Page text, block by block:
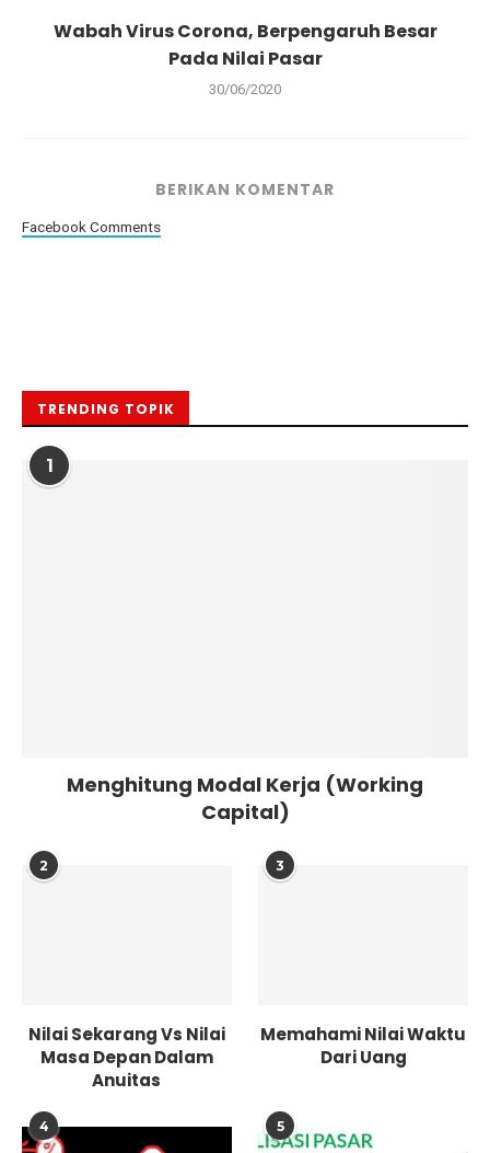
Wabah Virus Corona, Berpengaruh Besar
Pada Nilai Pasar
30/06/2020
BERIKAN KOMENTAR
Facebook Comments
TRENDING TOPIK
1
Menghitung Modal Kerja (Working
Capital)
2
Nilai Sekarang Vs Nilai
Masa Depan Dalam
Anuitas
3
Memahami Nilai Waktu
Dari Uang
4 5